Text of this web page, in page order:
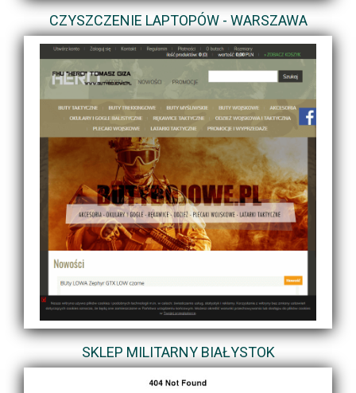
CZYSZCZENIE LAPTOPÓW - WARSZAWA
SKLEP MILITARNY BIAŁYSTOK